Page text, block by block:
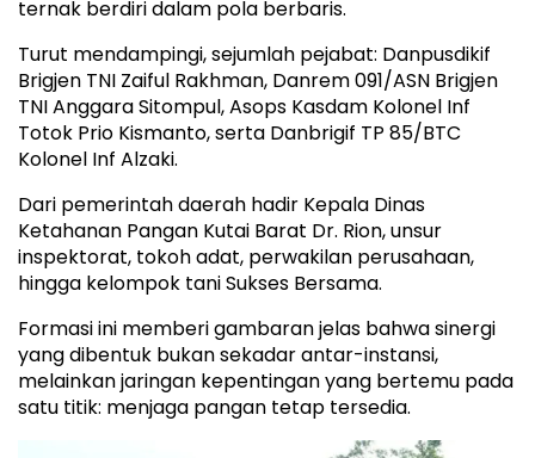
ternak berdiri dalam pola berbaris.
Turut mendampingi, sejumlah pejabat: Danpusdikif
Brigjen TNI Zaiful Rakhman, Danrem 091/ASN Brigjen
TNI Anggara Sitompul, Asops Kasdam Kolonel Inf
Totok Prio Kismanto, serta Danbrigif TP 85/BTC
Kolonel Inf Alzaki.
Dari pemerintah daerah hadir Kepala Dinas
Ketahanan Pangan Kutai Barat Dr. Rion, unsur
inspektorat, tokoh adat, perwakilan perusahaan,
hingga kelompok tani Sukses Bersama.
Formasi ini memberi gambaran jelas bahwa sinergi
yang dibentuk bukan sekadar antar-instansi,
melainkan jaringan kepentingan yang bertemu pada
satu titik: menjaga pangan tetap tersedia.